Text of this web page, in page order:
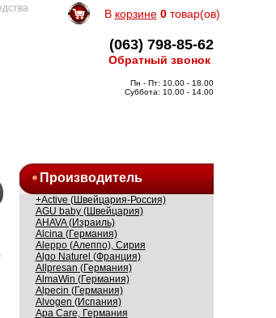
В корзине 0товар(ов)
(063) 798-85-62
Обратный звонок
Пн - Пт: 10.00 - 18.00
Суббота: 10.00 - 14.00
Производитель
+Active (Швейцария-Россия)
AGU baby (Швейцария)
AHAVA (Израиль)
Alcina (Германия)
Aleppo (Алеппо), Сирия
Algo Naturel (Франция)
Allpresan (Германия)
AlmaWin (Германия)
Alpecin (Германия)
Alvogen (Испания)
Apa Care, Германия